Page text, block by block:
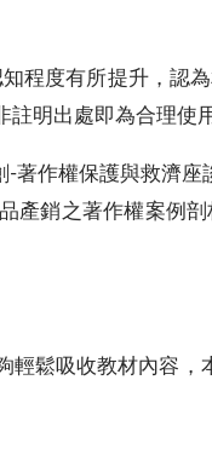
程度有所提升，認
明出處即為合理使
著作權保護與救濟
產銷之著作權案例
鬆吸收教材內容，